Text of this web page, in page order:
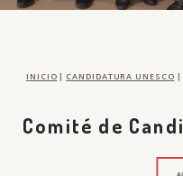
INICIO | CANDIDATURA UNESCO |
Comité de